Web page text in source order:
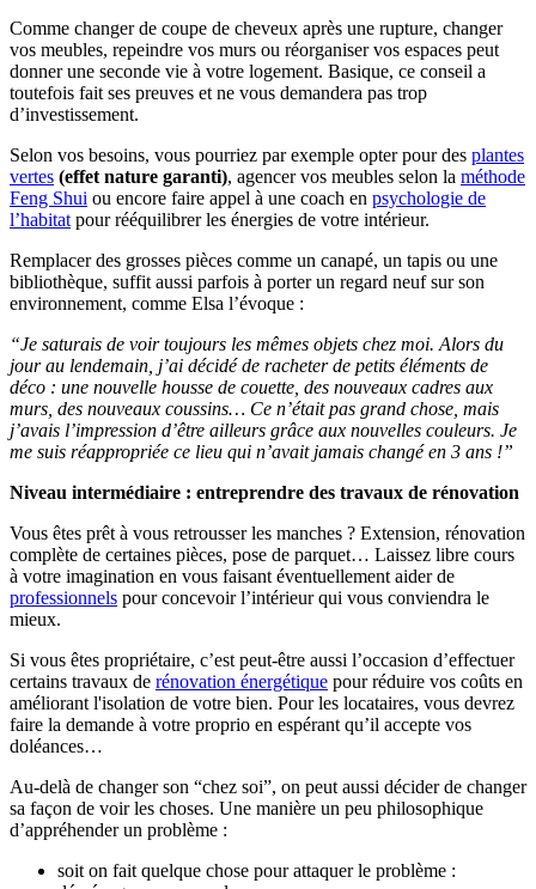
Comme changer de coupe de cheveux après une rupture, changer
vos meubles, repeindre vos murs ou réorganiser vos espaces peut
donner une seconde vie à votre logement. Basique, ce conseil a
toutefois fait ses preuves et ne vous demandera pas trop
d’investissement.
Selon vos besoins, vous pourriez par exemple opter pour des plantes
vertes (effet nature garanti), agencer vos meubles selon la méthode
Feng Shui ou encore faire appel à une coach en psychologie de
l’habitat pour rééquilibrer les énergies de votre intérieur.
Remplacer des grosses pièces comme un canapé, un tapis ou une
bibliothèque, suffit aussi parfois à porter un regard neuf sur son
environnement, comme Elsa l’évoque :
“Je saturais de voir toujours les mêmes objets chez moi. Alors du
jour au lendemain, j’ai décidé de racheter de petits éléments de
déco : une nouvelle housse de couette, des nouveaux cadres aux
murs, des nouveaux coussins… Ce n’était pas grand chose, mais
j’avais l’impression d’être ailleurs grâce aux nouvelles couleurs. Je
me suis réappropriée ce lieu qui n’avait jamais changé en 3 ans !”
Niveau intermédiaire : entreprendre des travaux de rénovation
Vous êtes prêt à vous retrousser les manches ? Extension, rénovation
complète de certaines pièces, pose de parquet… Laissez libre cours
à votre imagination en vous faisant éventuellement aider de
professionnels pour concevoir l’intérieur qui vous conviendra le
mieux.
Si vous êtes propriétaire, c’est peut-être aussi l’occasion d’effectuer
certains travaux de rénovation énergétique pour réduire vos coûts en
améliorant l'isolation de votre bien. Pour les locataires, vous devrez
faire la demande à votre proprio en espérant qu’il accepte vos
doléances…
Au-delà de changer son “chez soi”, on peut aussi décider de changer
sa façon de voir les choses. Une manière un peu philosophique
d’appréhender un problème :
soit on fait quelque chose pour attaquer le problème :